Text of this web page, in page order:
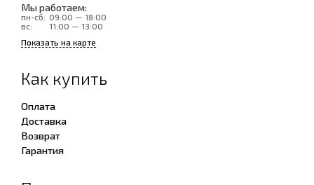
Мы работаем:
пн-сб: 09:00 — 18:00
вс:
11:00 — 13:00
Показать на карте
Как купить
Оплата
Доставка
Возврат
Гарантия